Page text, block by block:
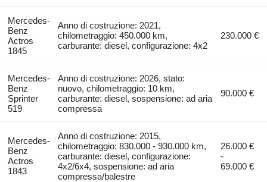
Mercedes-
Benz
Actros
1845
Anno di costruzione: 2021,
chilometraggio: 450.000 km,
carburante: diesel, configurazione: 4x2
230.000 €
Mercedes-
Benz
Sprinter
519
Anno di costruzione: 2026, stato:
nuovo, chilometraggio: 10 km,
carburante: diesel, sospensione: ad aria
compressa
90.000 €
Mercedes-
Benz
Actros
1843
Anno di costruzione: 2015,
chilometraggio: 830.000 - 930.000 km,
carburante: diesel, configurazione:
4x2/6x4, sospensione: ad aria
compressa/balestre
26.000 €
-
69.000 €